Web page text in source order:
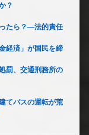
？
たら？―法的責任
経済」が国民を締
罰、交通刑務所の
てバスの運転が荒